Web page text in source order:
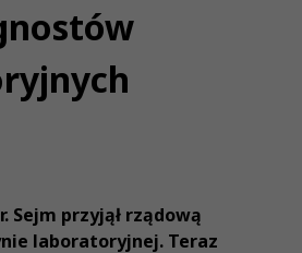
Sejm przyjął rządową
laboratoryjnej. Teraz